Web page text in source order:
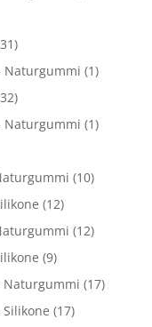
Naturgummi (1)
Naturgummi (1)
(10)
(12)
(12)
(9)
Naturgummi (17)
Silikone (17)